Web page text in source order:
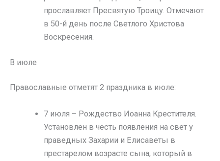
прославляет Пресвятую Троицу. Отмечают
в 50-й день после Светлого Христова
Воскресения.
В июле
Православные отметят 2 праздника в июле:
7 июля – Рождество Иоанна Крестителя.
Установлен в честь появления на свет у
праведных Захарии и Елисаветы в
престарелом возрасте сына, который в